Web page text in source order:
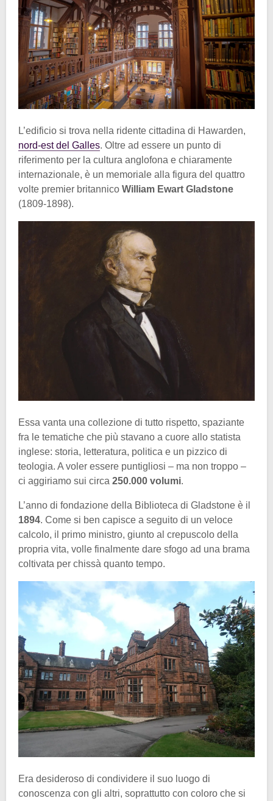
L’edificio si trova nella ridente cittadina di Hawarden,
nord-est del Galles. Oltre ad essere un punto di
riferimento per la cultura anglofona e chiaramente
internazionale, è un memoriale alla figura del quattro
volte premier britannico William Ewart Gladstone
(1809-1898).
Essa vanta una collezione di tutto rispetto, spaziante
fra le tematiche che più stavano a cuore allo statista
inglese: storia, letteratura, politica e un pizzico di
teologia. A voler essere puntigliosi – ma non troppo –
ci aggiriamo sui circa 250.000 volumi.
L’anno di fondazione della Biblioteca di Gladstone è il
1894. Come si ben capisce a seguito di un veloce
calcolo, il primo ministro, giunto al crepuscolo della
propria vita, volle finalmente dare sfogo ad una brama
coltivata per chissà quanto tempo.
Era desideroso di condividere il suo luogo di
conoscenza con gli altri, soprattutto con coloro che si